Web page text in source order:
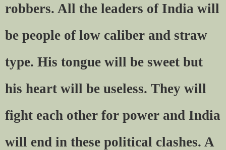
robbers. All the leaders of India will
be people of low caliber and straw
type. His tongue will be sweet but
his heart will be useless. They will
fight each other for power and India
will end in these political clashes. A